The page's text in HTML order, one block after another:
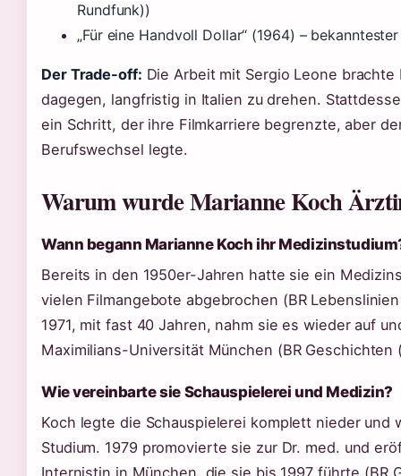
Rundfunk))
„Für eine Handvoll Dollar“ (1964) –
Der Trade-off: Die Arbeit mit Sergio Leone
dagegen, langfristig in Italien zu drehen.
ein Schritt, der ihre Filmkarriere begrenzte, aber
Berufswechsel legte.
Warum wurde Marianne Koch
Wann begann Marianne Koch ihr
Bereits in den 1950er-Jahren hatte sie ein
vielen Filmangebote abgebrochen (BR
1971, mit fast 40 Jahren, nahm sie es wieder auf
Maximilians-Universität München (BR
Wie vereinbarte sie Schauspielerei und Medizin?
Koch legte die Schauspielerei komplett nieder und
Studium. 1979 promovierte sie zur Dr. med. und
Internistin in München, die sie bis 1997 führte